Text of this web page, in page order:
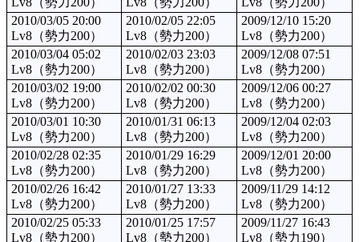
2010/03/05 20:00
Lv8（勢力200）
2010/02/05 22:05
Lv8（勢力200）
2009/12/10 15:20
Lv8（勢力200）
2010/03/04 05:02
Lv8（勢力200）
2010/02/03 23:03
Lv8（勢力200）
2009/12/08 07:51
Lv8（勢力200）
2010/03/02 19:00
Lv8（勢力200）
2010/02/02 00:30
Lv8（勢力200）
2009/12/06 00:27
Lv8（勢力200）
2010/03/01 10:30
Lv8（勢力200）
2010/01/31 06:13
Lv8（勢力200）
2009/12/04 02:03
Lv8（勢力200）
2010/02/28 02:35
Lv8（勢力200）
2010/01/29 16:29
Lv8（勢力200）
2009/12/01 20:00
Lv8（勢力200）
2010/02/26 16:42
Lv8（勢力200）
2010/01/27 13:33
Lv8（勢力200）
2009/11/29 14:12
Lv8（勢力200）
2010/02/25 05:33
Lv8（勢力200）
2010/01/25 17:57
Lv8（勢力200）
2009/11/27 16:43
Lv8（勢力190）